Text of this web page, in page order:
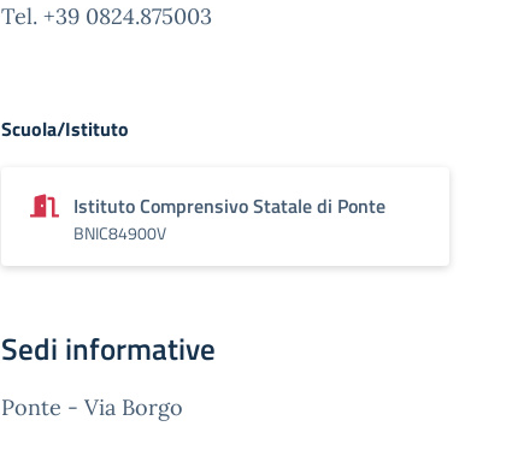
Tel. +39 0824.875003
Scuola/Istituto
Istituto Comprensivo Statale di Ponte
BNIC84900V
Sedi informative
Ponte - Via Borgo